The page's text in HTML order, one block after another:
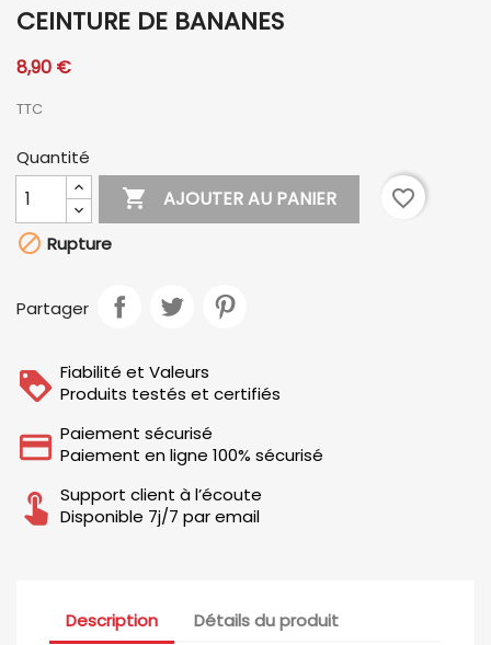
CEINTURE DE BANANES
8,90 €
TTC
Quantité
 AJOUTER AU PANIER
favorite_border
 Rupture
Partager
Fiabilité et Valeurs
Produits testés et certifiés
Paiement sécurisé
Paiement en ligne 100% sécurisé
Support client à l’écoute
Disponible 7j/7 par email
Description Détails du produit